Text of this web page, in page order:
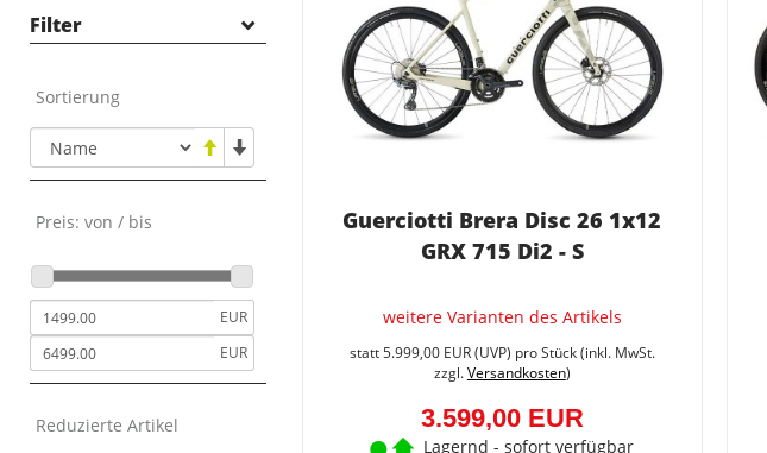
FAHRRÄDER
OUTLET
ZUBEHÖR
TEILE
TOP ARTIKEL
NEUHEITEN
Filter
Sortierung
Preis: von / bis
EUR
EUR
Reduzierte Artikel
Guerciotti Brera Disc 26 1x12
GRX 715 Di2 - S
weitere Varianten des Artikels
statt5.999,00 EUR(UVP) pro Stück (inkl. MwSt.
zzgl.Versandkosten)
3.599,00 EUR
Lagernd - sofort verfügbar